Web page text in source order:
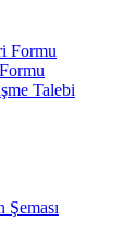
Formu
Talebi